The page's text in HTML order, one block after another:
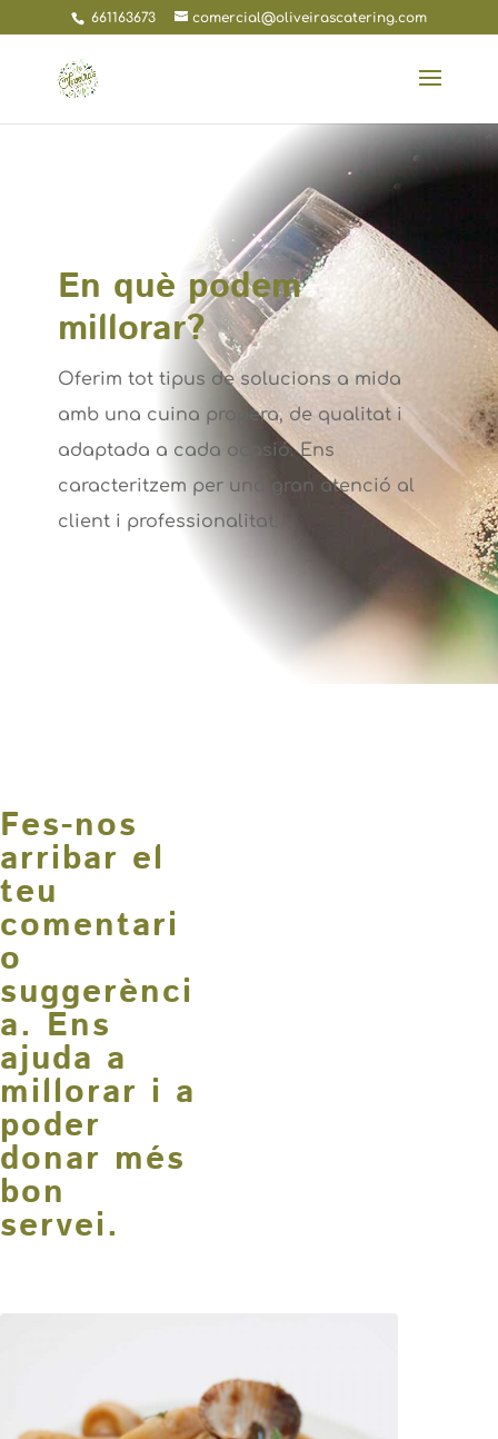
661163673 comercial@oliveirascatering.com
En què podem
millorar?
Oferim tot tipus de solucions a mida
amb una cuina propera, de qualitat i
adaptada a cada ocasió.Ens
caracteritzem per una gran atenció al
client i professionalitat.
Fes-nos
arribar el
teu
comentari
o
suggerènci
a. Ens
ajuda a
millorar i a
poder
donar més
bon
servei.